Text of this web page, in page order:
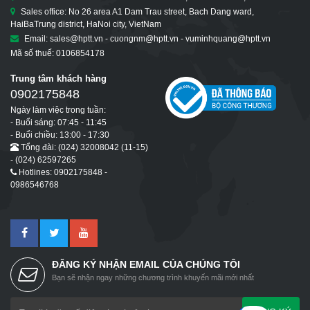
Sales office: No 26 area A1 Dam Trau street, Bach Dang ward,
HaiBaTrung district, HaNoi city, VietNam
Email: sales@hptt.vn - cuongnm@hptt.vn - vuminhquang@hptt.vn
Mã số thuế: 0106854178
Trung tâm khách hàng
0902175848
Ngày làm việc trong tuần:
- Buổi sáng: 07:45 - 11:45
- Buổi chiều: 13:00 - 17:30
Tổng đài: (024) 32008042 (11-15)
- (024) 62597265
Hotlines: 0902175848 -
0986546768
ĐĂNG KÝ NHẬN EMAIL CỦA CHÚNG TÔI
Bạn sẽ nhận ngay những chương trình khuyến mãi mới nhất